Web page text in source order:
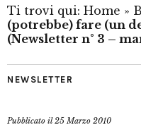
Ti trovi qui: Home »
(potrebbe) fare (un
(Newsletter n° 3 –
NEWSLETTER
Pubblicato il25 Marzo 2010